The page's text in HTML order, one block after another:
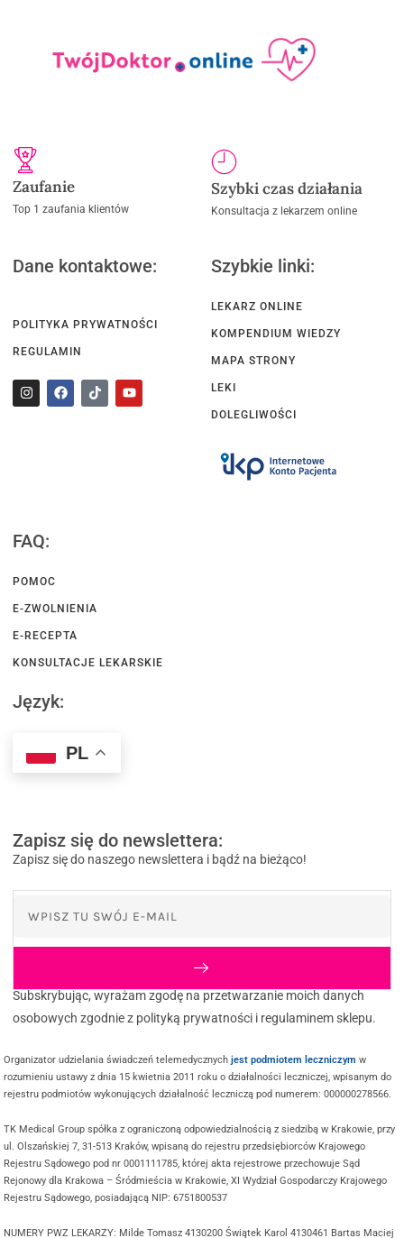
Zaufanie
Top 1 zaufania klientów
Szybki czas działania
Konsultacja z lekarzem online
Dane kontaktowe:
POLITYKA PRYWATNOŚCI
REGULAMIN
Szybkie linki:
LEKARZ ONLINE
KOMPENDIUM WIEDZY
MAPA STRONY
LEKI
DOLEGLIWOŚCI
FAQ:
POMOC
E-ZWOLNIENIA
E-RECEPTA
KONSULTACJE LEKARSKIE
Język:
PL
Zapisz się do newslettera:
Zapisz się do naszego newslettera i bądź na bieżąco!
Subskrybując, wyrażam zgodę na przetwarzanie moich danych
osobowych zgodnie z polityką prywatności i regulaminem sklepu.
Organizator udzielania świadczeń telemedycznychjest podmiotem leczniczym w
rozumieniu ustawy z dnia 15 kwietnia 2011 roku o działalności leczniczej, wpisanym do
rejestru podmiotów wykonujących działalność leczniczą pod numerem: 000000278566.
TK Medical Group spółka z ograniczoną odpowiedzialnością z siedzibą w Krakowie, przy
ul. Olszańskiej 7, 31-513 Kraków, wpisaną do rejestru przedsiębiorców Krajowego
Rejestru Sądowego pod nr 0001111785, której akta rejestrowe przechowuje Sąd
Rejonowy dla Krakowa – Śródmieścia w Krakowie, XI Wydział Gospodarczy Krajowego
Rejestru Sądowego, posiadającą NIP: 6751800537
NUMERY PWZ LEKARZY: Milde Tomasz 4130200 Świątek Karol 4130461 Bartas Maciej